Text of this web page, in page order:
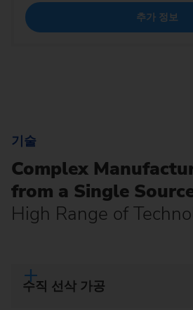
추가 정보
기술
Complex
from a Single
High Range of
수직 선삭 가공